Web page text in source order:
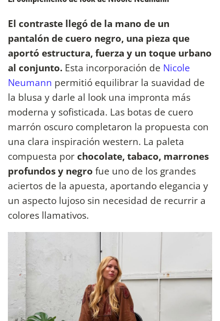
El contraste llegó de la mano de un
pantalón de cuero negro, una pieza que
aportó estructura, fuerza y un toque urbano
al conjunto. Esta incorporación de Nicole
Neumann permitió equilibrar la suavidad de
la blusa y darle al look una impronta más
moderna y sofisticada. Las botas de cuero
marrón oscuro completaron la propuesta con
una clara inspiración western. La paleta
compuesta por chocolate, tabaco, marrones
profundos y negro fue uno de los grandes
aciertos de la apuesta, aportando elegancia y
un aspecto lujoso sin necesidad de recurrir a
colores llamativos.